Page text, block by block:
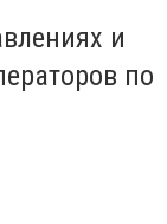
и
по